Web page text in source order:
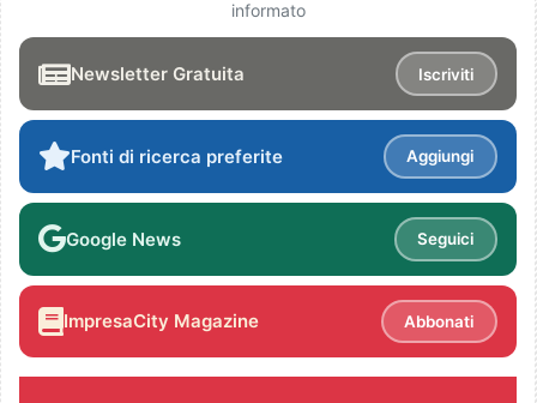
informato
Newsletter Gratuita Iscriviti
Fonti di ricerca preferite Aggiungi
Google News Seguici
ImpresaCity Magazine Abbonati